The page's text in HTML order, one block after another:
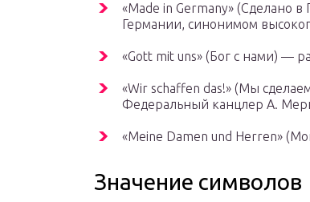
«Made in Germany» (Сделано
Германии, синонимом
«Gott mit uns» (Бог с нами) —
«Wir schaffen das!» (Мы
Федеральный канцлер А.
«Meine Damen und Herren»
Значение символов